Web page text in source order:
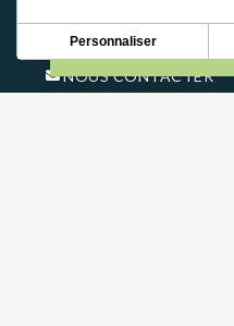
NOUS CONTACTER
Personnaliser